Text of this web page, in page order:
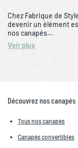
Chez Fabrique de
devenir un élément
nos canapés…
Voir plus
Découvrez nos canapés
Tous nos canapés
Canapés convertibles